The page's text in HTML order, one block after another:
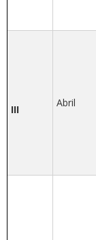
III
Abril